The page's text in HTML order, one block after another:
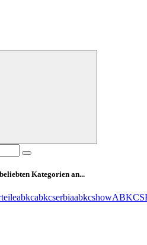
Kategorien an...
abkcabkcserbiaabkcshow